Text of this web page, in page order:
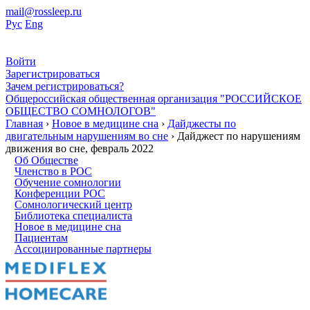
mail@rossleep.ru
Рус Eng
Войти
Зарегистрироваться
Зачем регистрироваться?
Общероссийская общественная организация "РОССИЙСКОЕ
ОБЩЕСТВО СОМНОЛОГОВ"
Главная › Новое в медицине сна › Дайджесты по
двигательным нарушениям во сне › Дайджест по нарушениям
движения во сне, февраль 2022
Об Обществе
Членство в РОС
Обучение сомнологии
Конференции РОС
Сомнологический центр
Библиотека специалиста
Новое в медицине сна
Пациентам
Ассоциированные партнеры